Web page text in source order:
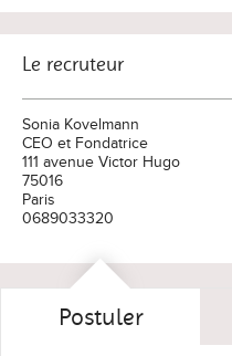
Le recruteur
Sonia Kovelmann
CEO et Fondatrice
111 avenue Victor Hugo
75016
Paris
0689033320
Postuler